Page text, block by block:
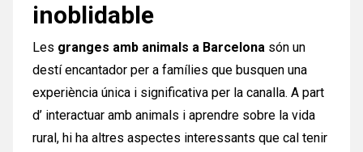
inoblidable
Les granges amb animals a Barcelona són un
destí encantador per a famílies que busquen una
experiència única i significativa per la canalla. A part
d’ interactuar amb animals i aprendre sobre la vida
rural, hi ha altres aspectes interessants que cal tenir